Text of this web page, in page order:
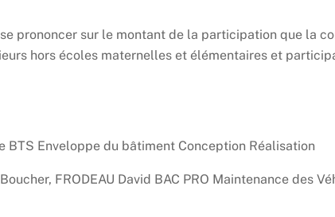
prononcer sur le montant de la participation que la
hors écoles maternelles et élémentaires et
BTS Enveloppe du bâtiment Conception Réalisation
FRODEAU David BAC PRO Maintenance des